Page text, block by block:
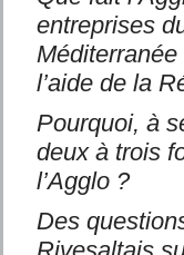
entreprises
l’aide de la
Pourquoi, à
deux à trois
l’Agglo ?
Des